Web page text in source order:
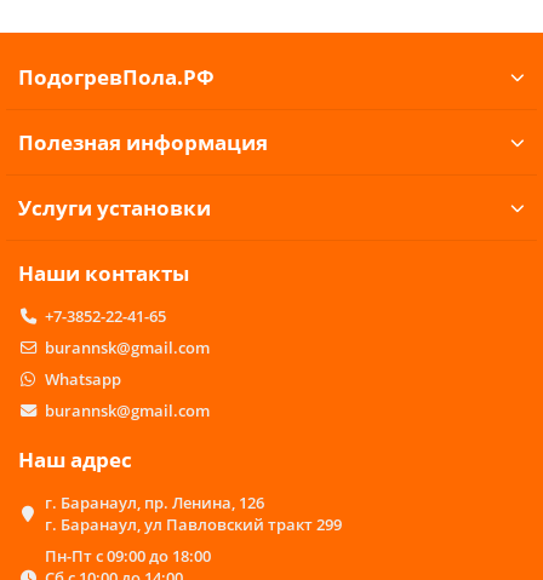
ПодогревПола.РФ
Полезная информация
Услуги установки
Наши контакты
+7-3852-22-41-65
burannsk@gmail.com
Whatsapp
burannsk@gmail.com
Наш адрес
г. Баранаул, пр. Ленина, 126
г. Баранаул, ул Павловский тракт 299
Пн-Пт с 09:00 до 18:00